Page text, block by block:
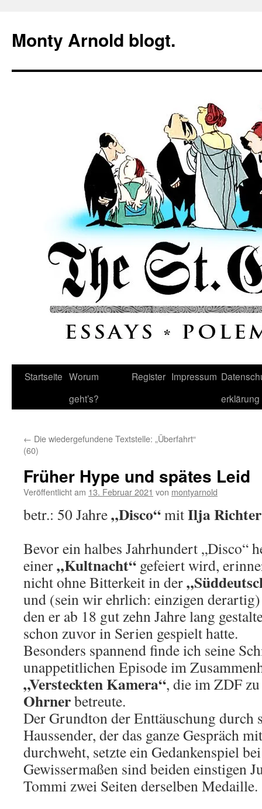
springen
Monty Arnold blogt.
Startseite Worum
geht’s?
Register Impressum
erklärung
← Die wiedergefundene Textstelle: „Überfahrt“
(60)
Früher Hype und spätes Leid
Veröffentlicht am 13. Februar 2021 von montyarnold
betr.: 50 Jahre„Disco“mitIlja Richter
Bevor ein halbes Jahrhundert „Disco“
einer„Kultnacht“ gefeiert wird,
nicht ohne Bitterkeit in der
und (sein wir ehrlich: einzigen
den er ab 18 gut zehn Jahre lang
schon zuvor in Serien gespielt hatte.
Besonders spannend finde ich seine
unappetitlichen Episode im
„Versteckten Kamera“, die im ZDF
Ohrnerbetreute.
Der Grundton der Enttäuschung durch
Haussender, der das ganze Gespräch
durchweht, setzte ein Gedankenspiel
Gewissermaßen sind beiden einstigen
Tommi zwei Seiten derselben Medaille.